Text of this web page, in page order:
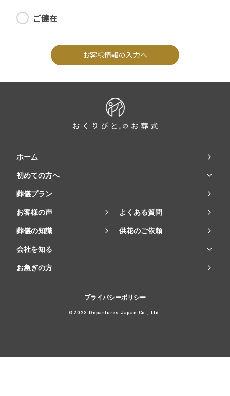
ご健在
お客様情報の入力へ
ホーム
初めての方へ
葬儀プラン
お客様の声 よくある質問
葬儀の知識 供花のご依頼
会社を知る
お急ぎの方
プライバシーポリシー
©2023 Departures Japan Co., Ltd.